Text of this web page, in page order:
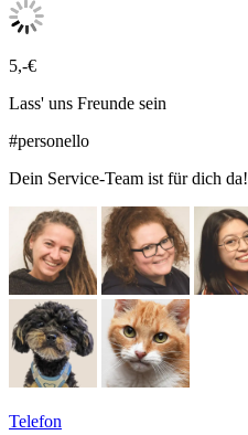
5,-€
Lass' uns Freunde sein
#personello
Dein Service-Team ist für dich da!
Telefon